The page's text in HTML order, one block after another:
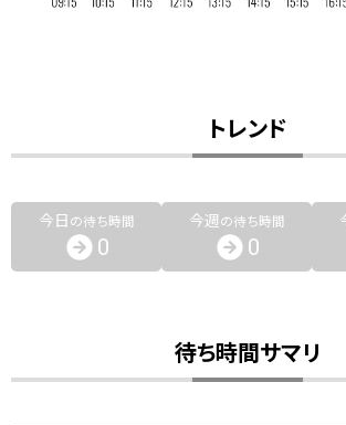
トレンド
今日の待ち時間
0
今週の待ち時間
0
待ち時間サマリ